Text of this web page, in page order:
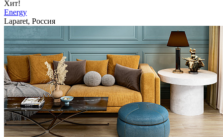
Хит!
Energy
Laparet, Россия